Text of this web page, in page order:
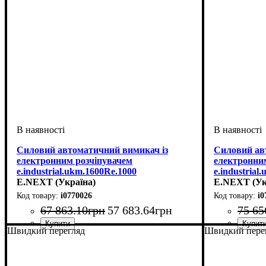
Силовий автоматичний вимикач із
електронним розчіпувачем
e.industrial.ukm.1600Rе.1000
E.NEXT (Україна)
i0770026
67 863.10грн 57 683.64грн
Обладнання: автомат
Номінальний струм, А
Кількість полюсів
Вимикаюча здатність, kA
Розчіплювач: електронний (LSI)
Серія: ukm
Силовий
E.NEXT
75
Обладнання
Кількість
Вимикаюча
Розчіплювач
Серія: ukm
Швидкий перегляд Швидкий